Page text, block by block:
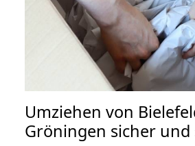
Umziehen von
Gröningen sicher